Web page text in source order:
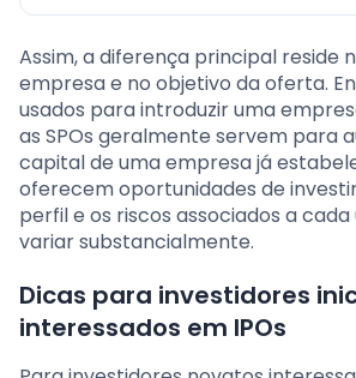
Assim, a diferença principal reside
empresa e no objetivo da oferta.
usados para introduzir uma
as SPOs geralmente servem para
capital de uma empresa já
oferecem oportunidades de
perfil e os riscos associados a
variar substancialmente.
Dicas para investidores
interessados em IPOs